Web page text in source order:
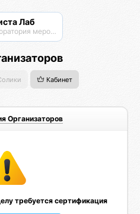
Лаб
Лаборатория мероприятий
Кабинет
Организаторов
требуется сертификация